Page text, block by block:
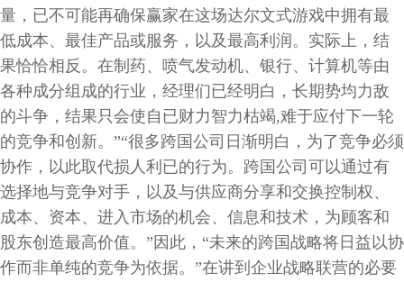
量，已不可能再确保赢家在这场达尔文式游戏中拥有最
低成本、最佳产品或服务，以及最高利润。实际上，结
果恰恰相反。在制药、喷气发动机、银行、计算机等由
各种成分组成的行业，经理们已经明白，长期势均力敌
的斗争，结果只会使自已财力智力枯竭,难于应付下一轮
的竞争和创新。”“很多跨国公司日渐明白，为了竞争必须
协作，以此取代损人利已的行为。跨国公司可以通过有
选择地与竞争对手，以及与供应商分享和交换控制权、
成本、资本、进入市场的机会、信息和技术，为顾客和
股东创造最高价值。”因此，“未来的跨国战略将日益以协
作而非单纯的竞争为依据。”在讲到企业战略联营的必要